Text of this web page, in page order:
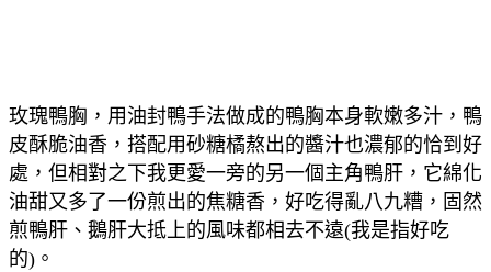
玫瑰鴨胸，用油封鴨手法做成的鴨胸本身軟嫩多汁，鴨
皮酥脆油香，搭配用砂糖橘熬出的醬汁也濃郁的恰到好
處，但相對之下我更愛一旁的另一個主角鴨肝，它綿化
油甜又多了一份煎出的焦糖香，好吃得亂八九糟，固然
煎鴨肝、鵝肝大抵上的風味都相去不遠(我是指好吃
的)。